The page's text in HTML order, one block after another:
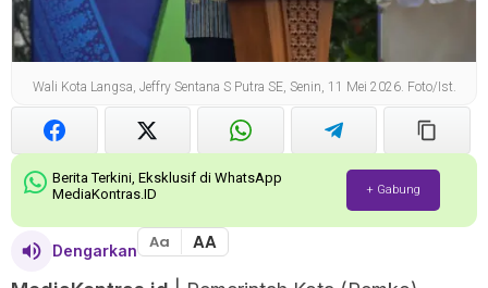
Wali Kota Langsa, Jeffry Sentana S Putra SE, Senin, 11 Mei 2026. Foto/ist.
Berita Terkini, Eksklusif di WhatsApp
MediaKontras.ID
+ Gabung
Dengarkan Aa AA